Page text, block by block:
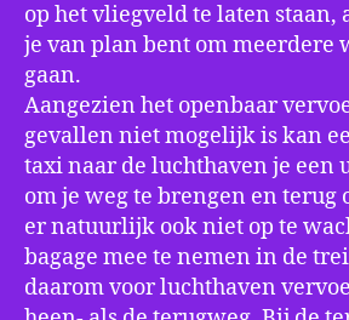
op het vliegveld te laten staan,
je van plan bent om meerdere
gaan.
Aangezien het openbaar
gevallen niet mogelijk is kan
taxi naar de luchthaven je een
om je weg te brengen en terug
er natuurlijk ook niet op te
bagage mee te nemen in de
daarom voor luchthaven